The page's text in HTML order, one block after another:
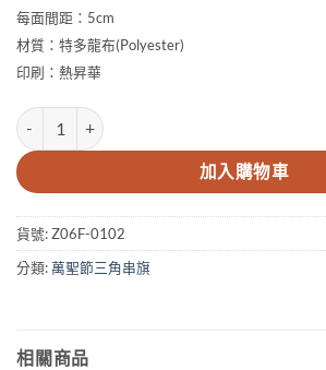
每面間距：5cm
材質：特多龍布(Polyester)
印刷：熱昇華
萬聖節串旗01 數量
加入購物車
貨號:Z06F-0102
分類:萬聖節三角串旗
相關商品